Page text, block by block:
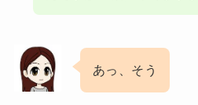
あっ、そう